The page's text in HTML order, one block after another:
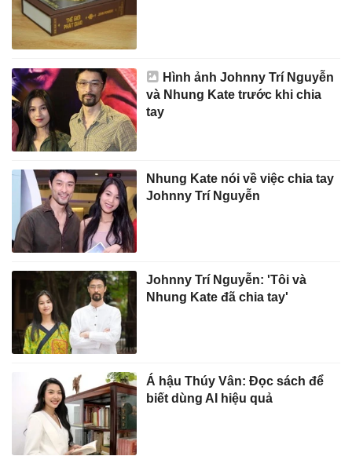
Hình ảnh Johnny Trí Nguyễn
và Nhung Kate trước khi chia
tay
Nhung Kate nói về việc chia tay
Johnny Trí Nguyễn
Johnny Trí Nguyễn: 'Tôi và
Nhung Kate đã chia tay'
Á hậu Thúy Vân: Đọc sách để
biết dùng AI hiệu quả